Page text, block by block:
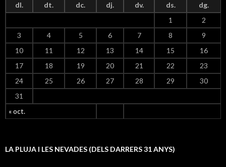
dl. dt. dc. dj. dv. ds. dg.
« oct.
1
2
3
4 5 6 7 8
9
10
11 12 13 14 15
16
17
18 19 20 21 22
23
24
25 26 27 28 29
30
31
LA PLUJA I LES NEVADES (DELS DARRERS 31 ANYS)